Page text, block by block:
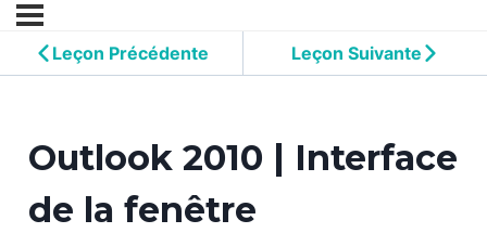
Leçon Précédente Leçon Suivante
Outlook 2010 | Interface
de la fenêtre